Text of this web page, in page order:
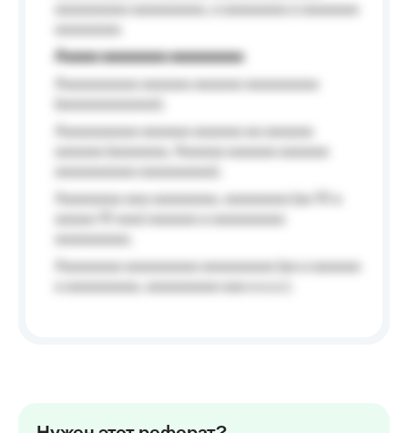
Aaaaa aaaaaaaa aaaaaaaaa